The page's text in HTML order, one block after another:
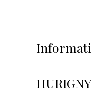
HURIGNY